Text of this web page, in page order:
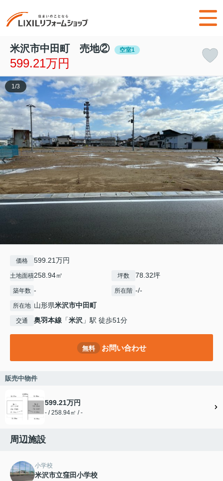
米沢市中田町 売地② 空室1
599.21万円
1 /3
価格 599.21万円
土地面積258.94㎡ 坪数 78.32坪
築年数 - 所在階 -/-
所在地 山形県米沢市中田町
交通 奥羽本線 「米沢 」駅 徒歩51分
無料 お問い合わせ
販売中物件
599.21万円
- / 258.94㎡ / -
周辺施設
小学校
米沢市立窪田小学校